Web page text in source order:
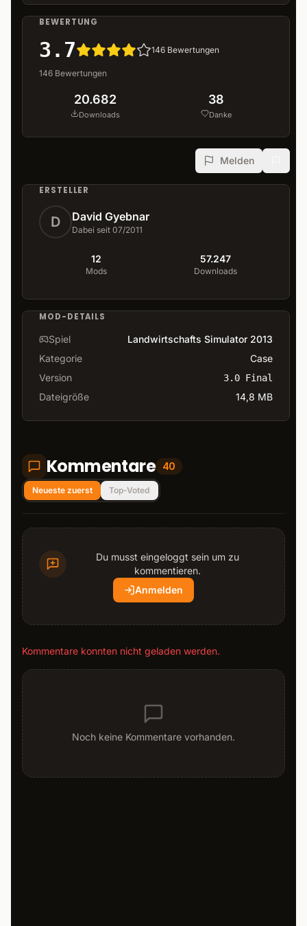
BEWERTUNG
3.7 146 Bewertungen
146 Bewertungen
20.682
Downloads
38
Danke
Melden
ERSTELLER
D David Gyebnar
Dabei seit 07/2011
12
Mods
57.247
Downloads
MOD-DETAILS
Spiel
Landwirtschafts Simulator 2013
Kategorie
Case
Version
3.0 Final
Dateigröße 14,8 MB
Kommentare 40
Neueste zuerst Top-Voted
Du musst eingeloggt sein um zu
kommentieren.
Anmelden
Kommentare konnten nicht geladen werden.
Noch keine Kommentare vorhanden.